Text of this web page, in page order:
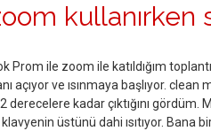
kullanırken
Prom ile zoom ile katıldığım
açıyor ve ısınmaya başlıyor. clean
kadar çıktığını gördüm.
üstünü dahi ısıtıyor. Bana